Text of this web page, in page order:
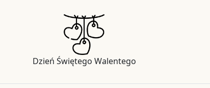
Dzień Świętego Walentego